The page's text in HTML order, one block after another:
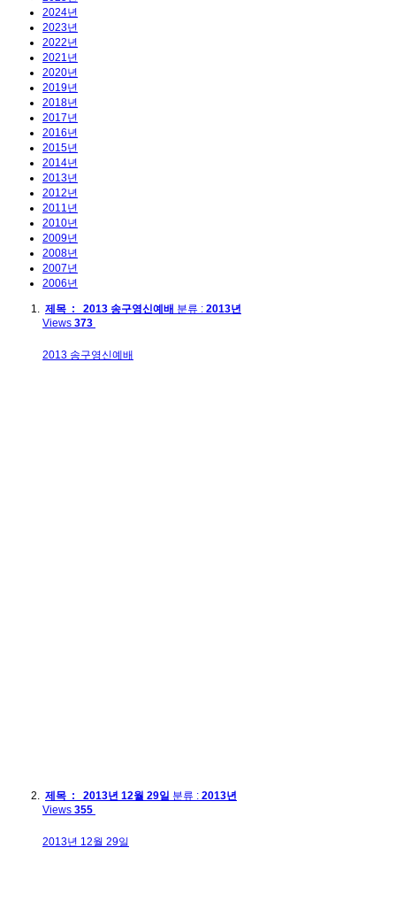
2024년
2023년
2022년
2021년
2020년
2019년
2018년
2017년
2016년
2015년
2014년
2013년
2012년
2011년
2010년
2009년
2008년
2007년
2006년
제목 : 2013 송구영신예배 분류 : 2013년
Views 373
2013 송구영신예배
제목 : 2013년 12월 29일 분류 : 2013년
Views 355
2013년 12월 29일